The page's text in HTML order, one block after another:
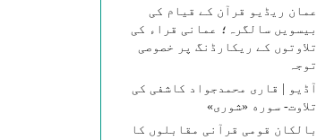
عمان ریڈیو قرآن کے قیام کی
بیسویں سالگرہ؛ عمانی قراء کی
تلاوتوں کے ریکارڈنگ پر خصوصی
توجہ
آڈیو | قاری محمدجواد کاشفی کی
تلاوت- سوره‌‌ «شوری»
بالکان قومی قرآنی مقابلوں کا